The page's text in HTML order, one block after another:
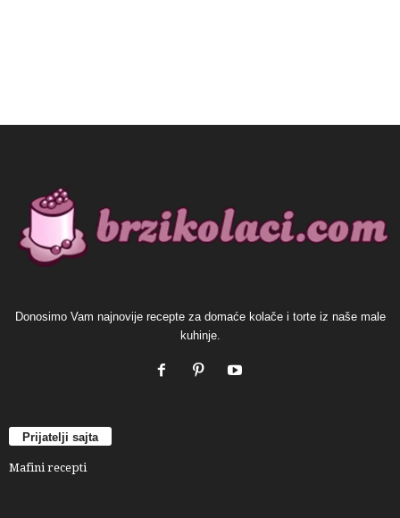
Donosimo Vam najnovije recepte za domaće kolače i torte iz naše male
kuhinje.
Prijatelji sajta
Mafini recepti